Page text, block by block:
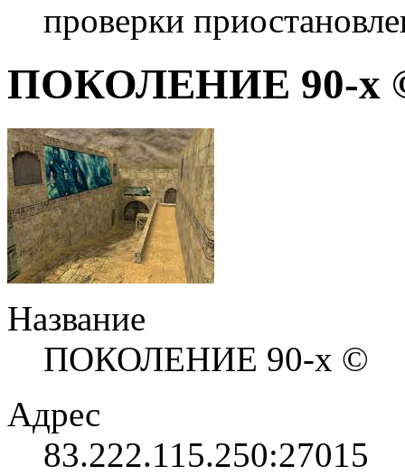
проверки
ПОКОЛЕНИЕ 90-x
Название
ПОКОЛЕНИЕ 90-x ©
Адрес
83.222.115.250:27015